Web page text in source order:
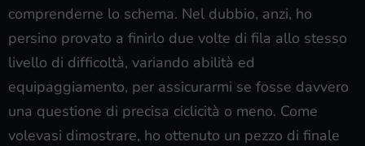
comprenderne lo schema. Nel dubbio, anzi, ho
persino provato a finirlo due volte di fila allo stesso
livello di difficoltà, variando abilità ed
equipaggiamento, per assicurarmi se fosse davvero
una questione di precisa ciclicità o meno. Come
volevasi dimostrare, ho ottenuto un pezzo di finale